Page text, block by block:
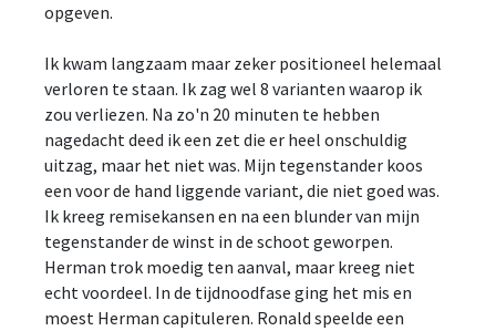
opgeven.
Ik kwam langzaam maar zeker positioneel helemaal
verloren te staan. Ik zag wel 8 varianten waarop ik
zou verliezen. Na zo'n 20 minuten te hebben
nagedacht deed ik een zet die er heel onschuldig
uitzag, maar het niet was. Mijn tegenstander koos
een voor de hand liggende variant, die niet goed was.
Ik kreeg remisekansen en na een blunder van mijn
tegenstander de winst in de schoot geworpen.
Herman trok moedig ten aanval, maar kreeg niet
echt voordeel. In de tijdnoodfase ging het mis en
moest Herman capituleren. Ronald speelde een